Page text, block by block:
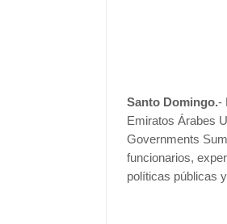
Santo Domingo.-
Emiratos Árabes
Governments
funcionarios,
políticas públicas